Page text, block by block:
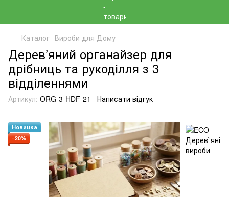
Каталог Вироби для Дому
Дерев’яний органайзер для
дрібниць та рукоділля з 3
відділеннями
Артикул: ORG-3-HDF-21 Написати відгук
Новинка
−20%